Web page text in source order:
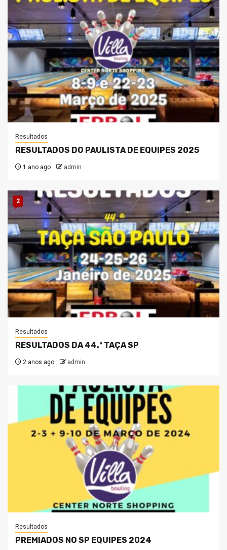
Resultados
RESULTADOS DO PAULISTA DE EQUIPES 2025
1 ano ago admin
2
Resultados
RESULTADOS DA 44.ª TAÇA SP
2 anos ago admin
Resultados
PREMIADOS NO SP EQUIPES 2024